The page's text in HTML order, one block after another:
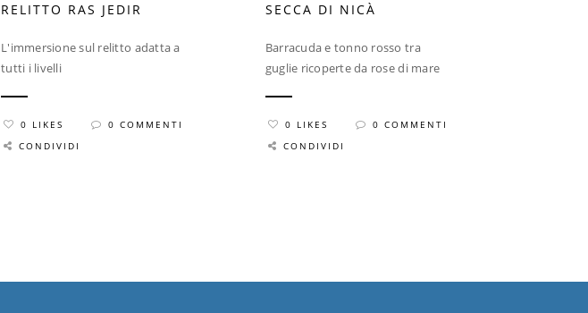
RELITTO RAS JEDIR
L'immersione sul relitto adatta a
tutti i livelli
0 LIKES
0 COMMENTI
CONDIVIDI
SECCA DI NICÀ
Barracuda e tonno rosso tra
guglie ricoperte da rose di mare
0 LIKES
0 COMMENTI
CONDIVIDI